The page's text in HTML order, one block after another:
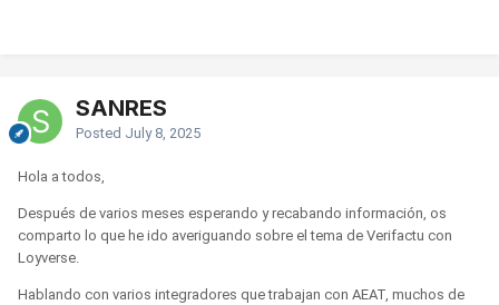
SANRES
Posted July 8, 2025
Hola a todos,
Después de varios meses esperando y recabando información, os
comparto lo que he ido averiguando sobre el tema de Verifactu con
Loyverse.
Hablando con varios integradores que trabajan con AEAT, muchos de